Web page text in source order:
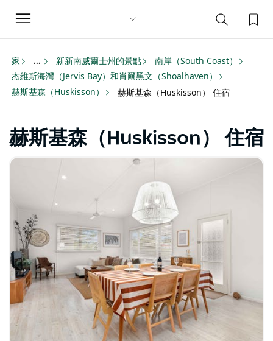
Toggle
navigation
家 ... 新新南威爾士州的景點
南岸（South Coast）
杰維斯海灣（Jervis Bay）和肖爾黑文（Shoalhaven）
赫斯基森（Huskisson）
赫斯基森（Huskisson） 住宿
赫斯基森（Huskisson） 住宿